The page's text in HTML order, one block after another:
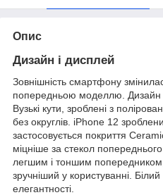
Опис
Дизайн і дисплей
Зовнішність смартфону
попередньою моделлю. Дизайн
Вузькі кути, зроблені з
без округлів. iPhone 12
застосовується покриття
міцніше за стекол
легшим і тоншим попередником,
зручніший у користуванні.
елегантності.